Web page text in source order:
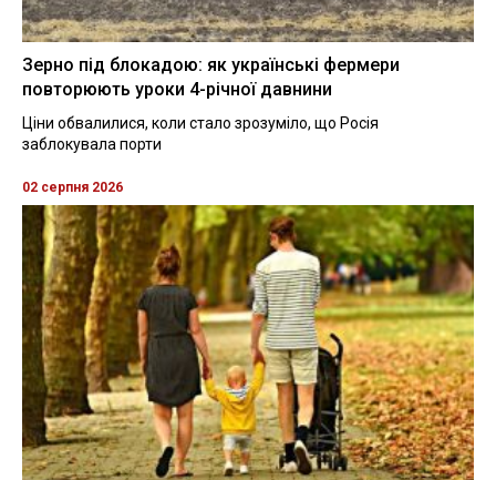
Зерно під блокадою: як українські фермери
повторюють уроки 4-річної давнини
Ціни обвалилися, коли стало зрозуміло, що Росія
заблокувала порти
02 серпня 2026